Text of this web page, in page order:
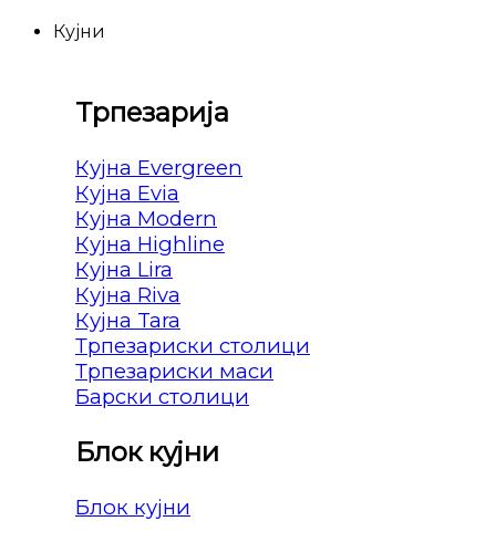
Кујни
Трпезарија
Кујна Evergreen
Кујна Evia
Кујна Modern
Кујна Highline
Кујна Lira
Кујна Riva
Кујна Tara
Трпезариски столици
Трпезариски маси
Барски столици
Блок кујни
Блок кујни